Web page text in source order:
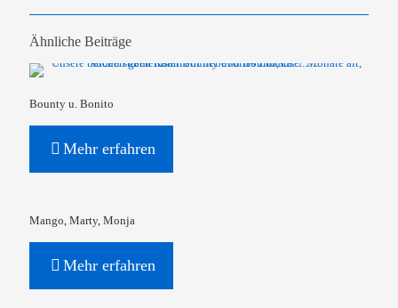
Ähnliche Beiträge
Bounty u. Bonito
Mehr erfahren
Mango, Marty, Monja
Mehr erfahren